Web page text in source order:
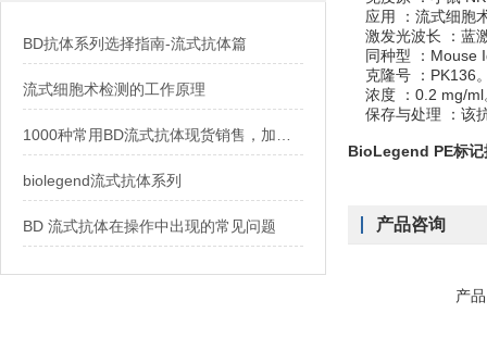
BD抗体系列选择指南-流式抗体篇
流式细胞术检测的工作原理
biolegend流式抗体系列
BD 流式抗体在操作中出现的常见问题
应用 ：流式细胞
激发光波长 ：蓝
同种型 ：Mouse
克隆号 ：PK136
浓度 ：0.2 mg/ml
保存与处理 ：该
BioLegend PE标记
产品咨询
产